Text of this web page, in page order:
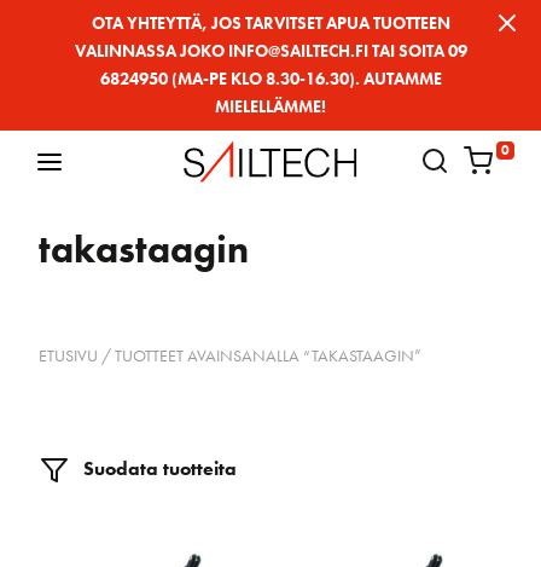
OTA YHTEYTTÄ, JOS TARVITSET APUA TUOTTEEN
VALINNASSA JOKO INFO@SAILTECH.FI TAI SOITA 09
6824950 (MA-PE KLO 8.30-16.30). AUTAMME
MIELELLÄMME!
0
takastaagin
ETUSIVU / TUOTTEET AVAINSANALLA “TAKASTAAGIN”
Suodata tuotteita